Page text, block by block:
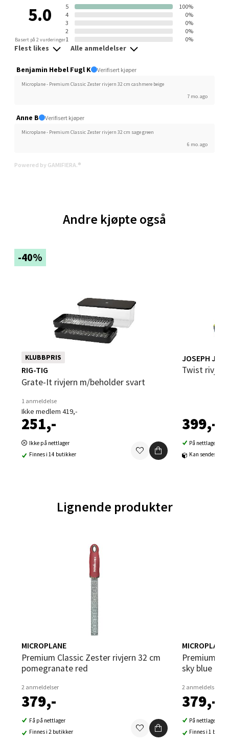
5.0
Basert på 2 vurderinger
5
100%
4
0%
3
0%
2
0%
1
0%
Flest likes Alle anmeldelser
Benjamin Hebel Fugl K Verifisert kjøper
Microplane - Premium Classic Zester rivjern 32 cm cashmere beige
7 mo. ago
Anne B Verifisert kjøper
Microplane - Premium Classic Zester rivjern 32 cm sage green
6 mo. ago
Powered by GAMIFIERA.®
Andre kjøpte også
-40%
KLUBBPRIS
RIG-TIG
Grate-It rivjern m/beholder svart
1 anmeldelse
Ikke medlem 419,-
251,-
Ikke på nettlager
Finnes i 14 butikker
JOSEPH
Twist
399,-
På nettlager
Kan sendes til
Lignende produkter
MICROPLANE
Premium Classic Zester rivjern 32 cm
pomegranate red
2 anmeldelser
379,-
Få på nettlager
Finnes i 2 butikker
MICROPLANE
Premium Classic Zester rivjern 32 cm
sky blue
2 anmeldelser
379,-
På nettlager
Finnes i 1 butikk
Velg
Ski - Thon Senter Ski
Åpent i dag 10-19
0 i butikk
Sortland - Sortland Storsenter
Åpent i dag 10-16
0 i butikk
Steinkjer - Thon Senter Steinkjer
Sjøfartsgata 2, 7714 Steinkjer
Åpent i dag 10-18
Velg
Åpent i dag 10-15
Oslo - Thon Senter Storo
Vitaminveien 7 - 9, 0485 Oslo
0 i butikk
Velg
Lillehammer - Strandtorget